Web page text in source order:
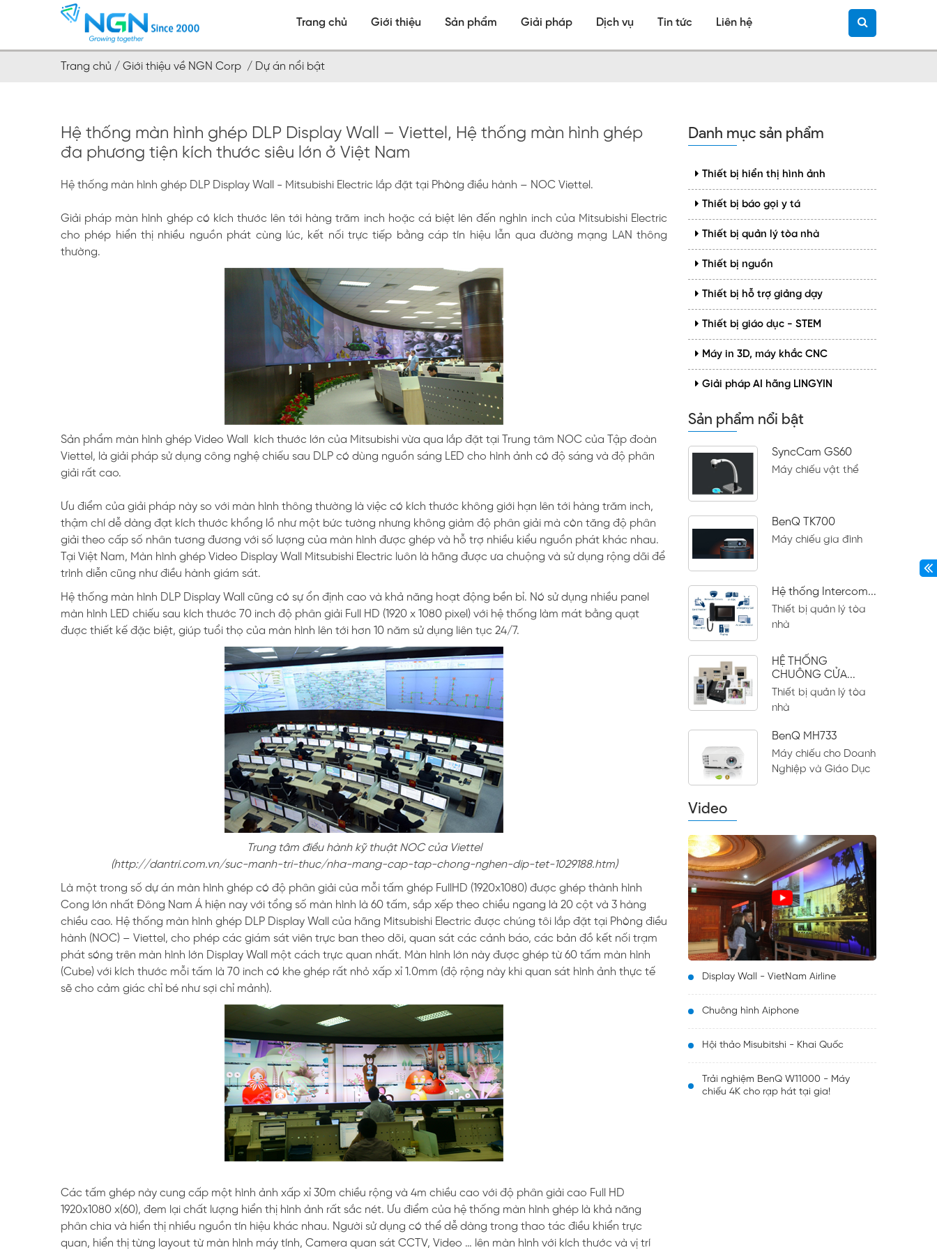
Trang chủ Giới thiệu Sản phẩm Giải pháp Dịch vụ Tin tức Liên hệ
Trang chủ / Giới thiệu về NGN Corp / Dự án nổi bật
Hệ thống màn hình ghép DLP Display Wall – Viettel, Hệ thống màn hình ghép
đa phương tiện kích thước siêu lớn ở Việt Nam
Hệ thống màn hình ghép DLP Display Wall - Mitsubishi Electric lắp đặt tại Phòng điều hành – NOC Viettel.
Giải pháp màn hình ghép có kích thước lên tới hàng trăm inch hoặc cá biệt lên đến nghìn inch của Mitsubishi Electric
cho phép hiển thị nhiều nguồn phát cùng lúc, kết nối trực tiếp bằng cáp tín hiệu lẫn qua đường mạng LAN thông
thường.
Sản phẩm màn hình ghép Video Wall kích thước lớn của Mitsubishi vừa qua lắp đặt tại Trung tâm NOC của Tập đoàn
Viettel, là giải pháp sử dụng công nghệ chiếu sau DLP có dùng nguồn sáng LED cho hình ảnh có độ sáng và độ phân
giải rất cao.
Ưu điểm của giải pháp này so với màn hình thông thường là việc có kích thước không giới hạn lên tới hàng trăm inch,
thậm chí dễ dàng đạt kích thước khổng lồ như một bức tường nhưng không giảm độ phân giải mà còn tăng độ phân
giải theo cấp số nhân tương đương với số lượng của màn hình được ghép và hỗ trợ nhiều kiểu nguồn phát khác nhau.
Tại Việt Nam, Màn hình ghép Video Display Wall Mitsubishi Electric luôn là hãng được ưa chuộng và sử dụng rộng dãi để
trình diễn cũng như điều hành giám sát.
Hệ thống màn hình DLP Display Wall cũng có sự ổn định cao và khả năng hoạt động bền bỉ. Nó sử dụng nhiều panel
màn hình LED chiếu sau kích thước 70 inch độ phân giải Full HD (1920 x 1080 pixel) với hệ thống làm mát bằng quạt
được thiết kế đặc biệt, giúp tuổi thọ của màn hình lên tới hơn 10 năm sử dụng liên tục 24/7.
Trung tâm điều hành kỹ thuật NOC của Viettel
(http://dantri.com.vn/suc-manh-tri-thuc/nha-mang-cap-tap-chong-nghen-dip-tet-1029188.htm)
Là một trong số dự án màn hình ghép có độ phân giải của mỗi tấm ghép FullHD (1920x1080) được ghép thành hình
Cong lớn nhất Đông Nam Á hiện nay với tổng số màn hình là 60 tấm, sắp xếp theo chiều ngang là 20 cột và 3 hàng
chiều cao. Hệ thống màn hình ghép DLP Display Wall của hãng Mitsubishi Electric được chúng tôi lắp đặt tại Phòng điều
hành (NOC) – Viettel, cho phép các giám sát viên trực ban theo dõi, quan sát các cảnh báo, các bản đồ kết nối trạm
phát sóng trên màn hình lớn Display Wall một cách trực quan nhất. Màn hình lớn này được ghép từ 60 tấm màn hình
(Cube) với kích thước mỗi tấm là 70 inch có khe ghép rất nhỏ xấp xỉ 1.0mm (độ rộng này khi quan sát hình ảnh thực tế
sẽ cho cảm giác chỉ bé như sợi chỉ mảnh).
Các tấm ghép này cung cấp một hình ảnh xấp xỉ 30m chiều rộng và 4m chiều cao với độ phân giải cao Full HD
1920x1080 x(60), đem lại chất lượng hiển thị hình ảnh rất sắc nét. Ưu điểm của hệ thống màn hình ghép là khả năng
phân chia và hiển thị nhiều nguồn tín hiệu khác nhau. Người sử dụng có thể dễ dàng trong thao tác điều khiển trực
quan, hiển thị từng layout từ màn hình máy tính, Camera quan sát CCTV, Video … lên màn hình với kích thước và vị trí
Danh mục sản phẩm
Thiết bị hiển thị hình ảnh
Thiết bị báo gọi y tá
Thiết bị quản lý tòa nhà
Thiết bị nguồn
Thiết bị hỗ trợ giảng dạy
Thiết bị giáo dục - STEM
Máy in 3D, máy khắc CNC
Giải pháp AI hãng LINGYIN
Sản phẩm nổi bật
SyncCam GS60
Máy chiếu vật thể
BenQ TK700
Máy chiếu gia đình
Hệ thống Intercom...
Thiết bị quản lý tòa
nhà
HỆ THỐNG
CHUÔNG CỬA...
Thiết bị quản lý tòa
nhà
BenQ MH733
Máy chiếu cho Doanh
Nghiệp và Giáo Dục
Video
Display Wall - VietNam Airline
Chuông hình Aiphone
Hội thảo Misubitshi - Khai Quốc
Trải nghiệm BenQ W11000 - Máy
chiếu 4K cho rạp hát tại gia!